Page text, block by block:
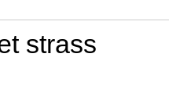
strass